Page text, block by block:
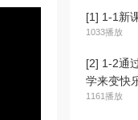
[1] 1-1新
1033播放
[2] 1-2通
学来变快
1161播放